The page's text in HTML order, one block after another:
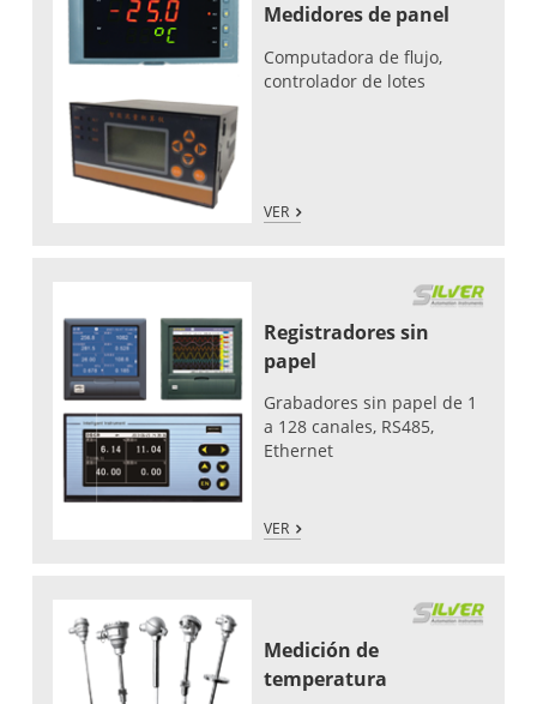
Medidores de panel
Computadora de flujo,
controlador de lotes
VER
Registradores sin
papel
Grabadores sin papel de 1
a 128 canales, RS485,
Ethernet
VER
Medición de
temperatura